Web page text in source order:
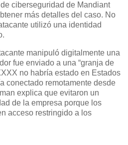
ciberseguridad de Mandiant
más detalles del caso. No
utilizó una identidad
manipuló digitalmente una
fue enviado a una “granja de
no habría estado en Estados
conectado remotamente desde
explica que evitaron un
de la empresa porque los
acceso restringido a los